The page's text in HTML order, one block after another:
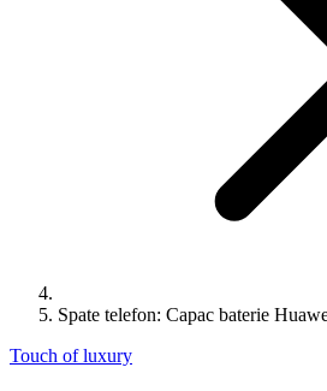
Spate telefon: Capac baterie
Touch of luxury